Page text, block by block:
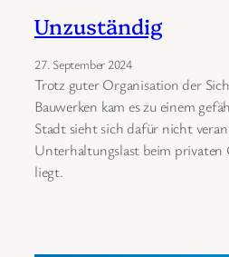
Unzuständig
27. September 2024
Trotz guter Organisation der
Bauwerken kam es zu einem
Stadt sieht sich dafür nicht
Unterhaltungslast beim privaten
liegt.